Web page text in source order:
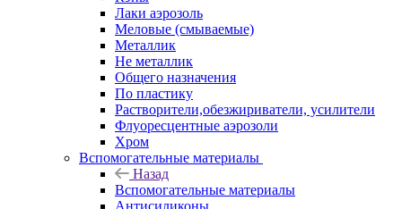
Лаки аэрозоль
Меловые (смываемые)
Металлик
Не металлик
Общего назначения
По пластику
Растворители,обезжириватели, усилители
Флуоресцентные аэрозоли
Хром
Вспомогательные материалы
Назад
Вспомогательные материалы
Антисиликоны